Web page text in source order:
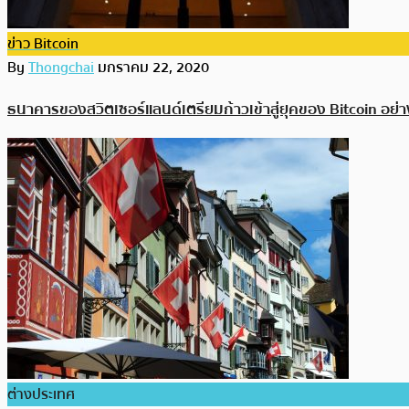
ข่าว Bitcoin
ByThongchaiมกราคม 22, 2020
ธนาคารของสวิตเซอร์แลนด์เตรียมก้าวเข้าสู่ยุคของ Bitcoin อย่
ต่างประเทศ